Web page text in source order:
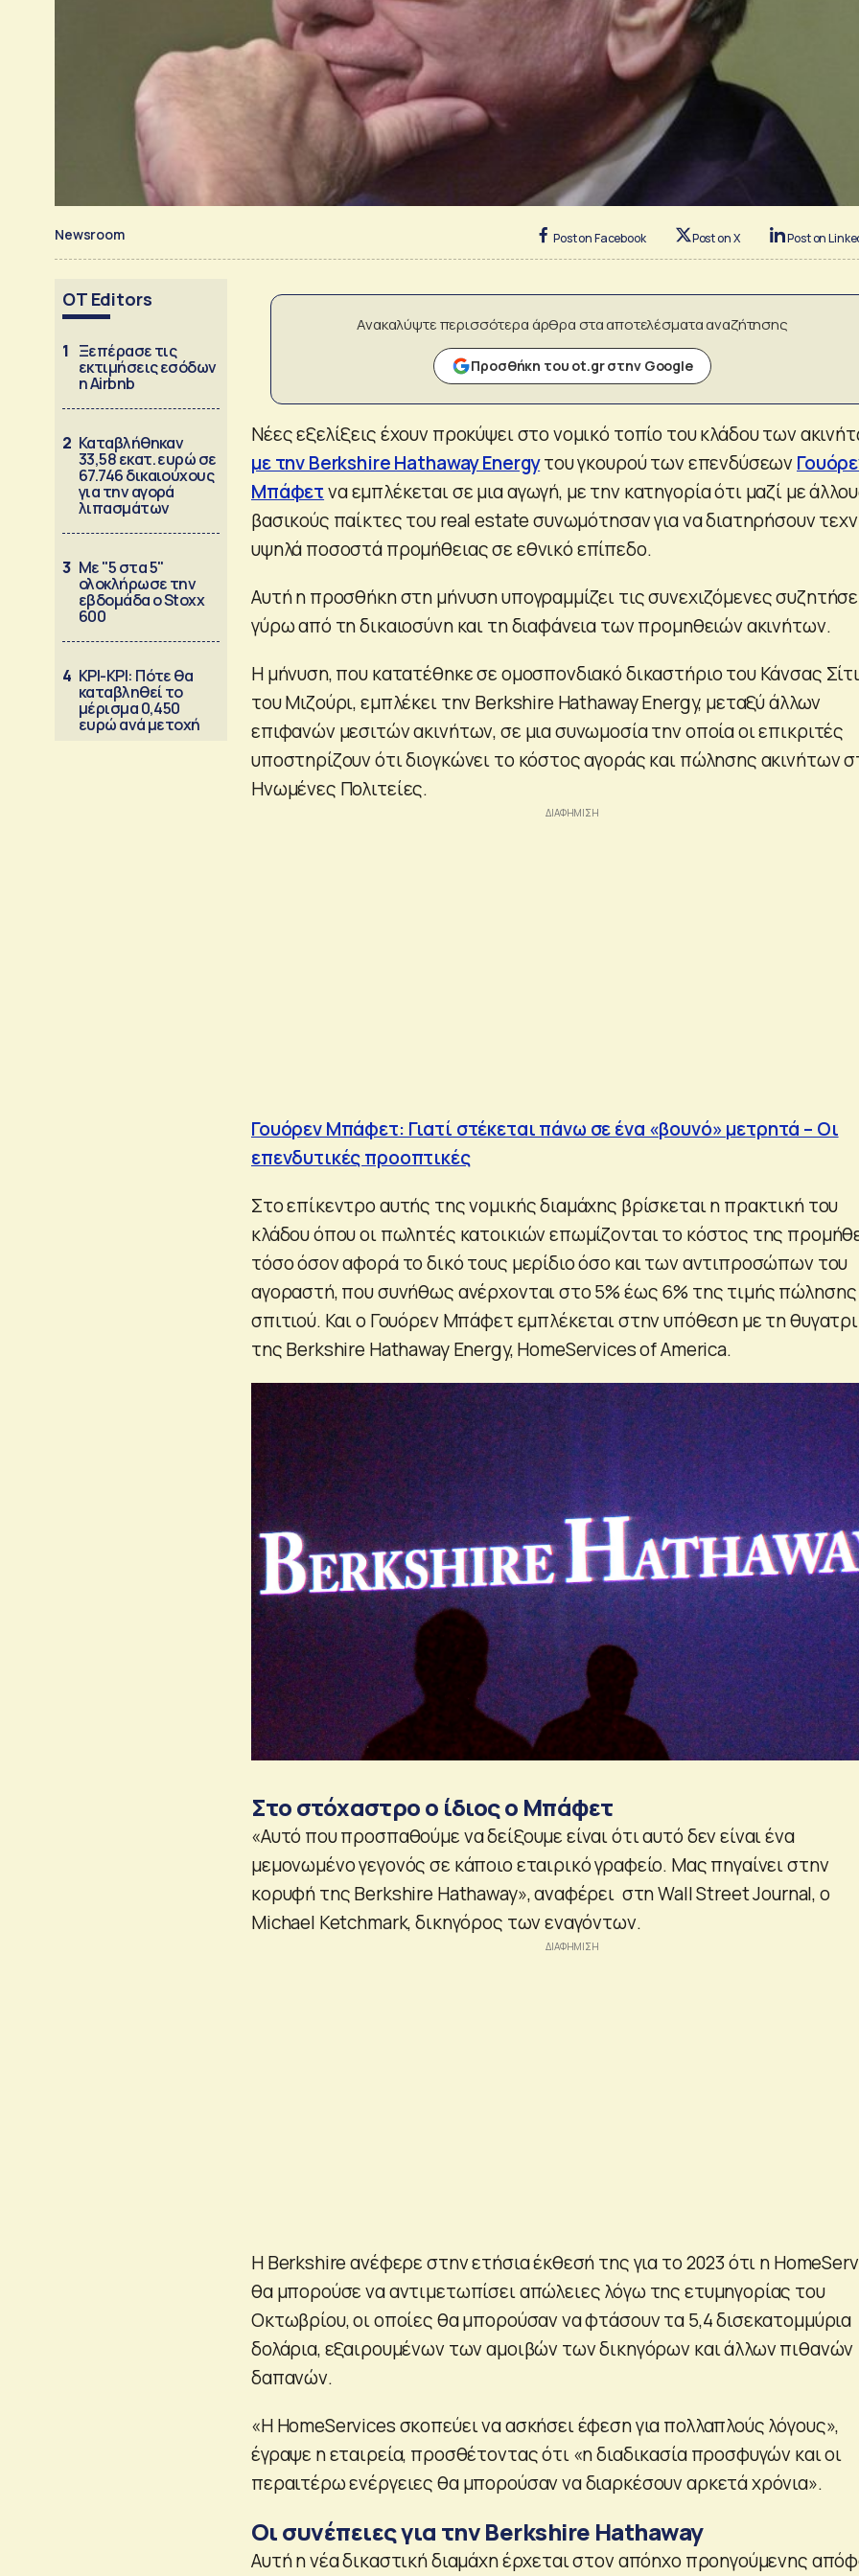
Newsroom Post on Facebook Post on X Post on
OT Editors
1 Ξεπέρασε τις
εκτιμήσεις εσόδων
η Airbnb
2 Καταβλήθηκαν
33,58 εκατ. ευρώ σε
67.746 δικαιούχους
για την αγορά
λιπασμάτων
3 Με "5 στα 5"
ολοκλήρωσε την
εβδομάδα ο Stoxx
600
4 ΚΡΙ-ΚΡΙ: Πότε θα
καταβληθεί το
μέρισμα 0,450
ευρώ ανά μετοχή
Ανακαλύψτε περισσότερα άρθρα στα αποτελέσματα αναζήτησης
Προσθήκη του ot.gr στην Google
Νέες εξελίξεις έχουν προκύψει στο νομικό τοπίο του κλάδου των
με την Berkshire Hathaway Energyτου γκουρού των επενδύσεων
Μπάφετνα εμπλέκεται σε μια αγωγή, με την κατηγορία ότι μαζί με
βασικούς παίκτες του real estate συνωμότησαν για να διατηρήσουν
υψηλά ποσοστά προμήθειας σε εθνικό επίπεδο.
Αυτή η προσθήκη στη μήνυση υπογραμμίζει τις συνεχιζόμενες
γύρω από τη δικαιοσύνη και τη διαφάνεια των προμηθειών ακινήτων.
Η μήνυση, που κατατέθηκε σε ομοσπονδιακό δικαστήριο του Κάνσας Σίτι
του Μιζούρι, εμπλέκει την Berkshire Hathaway Energy, μεταξύ άλλων
επιφανών μεσιτών ακινήτων, σε μια συνωμοσία την οποία οι επικριτές
υποστηρίζουν ότι διογκώνει το κόστος αγοράς και πώλησης ακινήτων
Ηνωμένες Πολιτείες.
Γουόρεν Μπάφετ: Γιατί στέκεται πάνω σε ένα «βουνό» μετρητά – Οι
επενδυτικές προοπτικές
Στο επίκεντρο αυτής της νομικής διαμάχης βρίσκεται η πρακτική του
κλάδου όπου οι πωλητές κατοικιών επωμίζονται το κόστος της
τόσο όσον αφορά το δικό τους μερίδιο όσο και των αντιπροσώπων του
αγοραστή, που συνήθως ανέρχονται στο 5% έως 6% της τιμής
σπιτιού. Και ο Γουόρεν Μπάφετ εμπλέκεται στην υπόθεση με τη
της Berkshire Hathaway Energy, HomeServices of America.
Στο στόχαστρο ο ίδιος ο Μπάφετ
«Αυτό που προσπαθούμε να δείξουμε είναι ότι αυτό δεν είναι ένα
μεμονωμένο γεγονός σε κάποιο εταιρικό γραφείο. Μας πηγαίνει στην
κορυφή της Berkshire Hathaway», αναφέρει στη Wall Street Journal, ο
Michael Ketchmark, δικηγόρος των εναγόντων.
Η Berkshire ανέφερε στην ετήσια έκθεσή της για το 2023 ότι η
θα μπορούσε να αντιμετωπίσει απώλειες λόγω της ετυμηγορίας του
Οκτωβρίου, οι οποίες θα μπορούσαν να φτάσουν τα 5,4 δισεκατομμύρια
δολάρια, εξαιρουμένων των αμοιβών των δικηγόρων και άλλων πιθανών
δαπανών.
«Η HomeServices σκοπεύει να ασκήσει έφεση για πολλαπλούς λόγους»,
έγραψε η εταιρεία, προσθέτοντας ότι «η διαδικασία προσφυγών και οι
περαιτέρω ενέργειες θα μπορούσαν να διαρκέσουν αρκετά χρόνια».
Οι συνέπειες για την Berkshire Hathaway
Αυτή η νέα δικαστική διαμάχη έρχεται στον απόηχο προηγούμενης